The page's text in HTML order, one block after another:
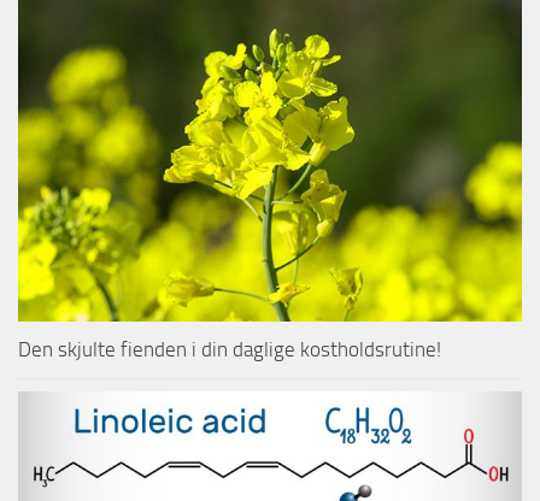
Den skjulte fienden i din daglige kostholdsrutine!